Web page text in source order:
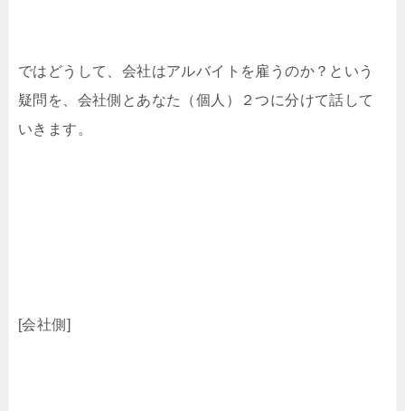
ではどうして、会社はアルバイトを雇うのか？という
疑問を、会社側とあなた（個人）２つに分けて話して
いきます。
[会社側]